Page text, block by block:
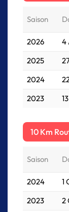
Saison
2026 4
2025
2024
2023
10 Km
Saison
2024 1
2023
2